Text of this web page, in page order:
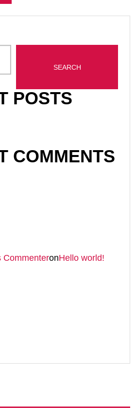
SEARCH
POSTS
COMMENTS
CommenteronHello world!